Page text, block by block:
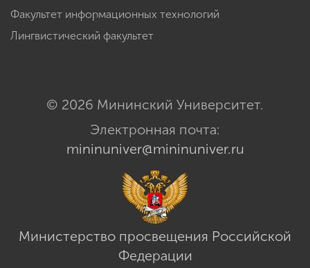
Факультет информационных технологий
Лингвистический факультет
© 2026 Мининский Университет.
Электронная почта:
mininuniver@mininuniver.ru
Министерство просвещения Российской
Федерации